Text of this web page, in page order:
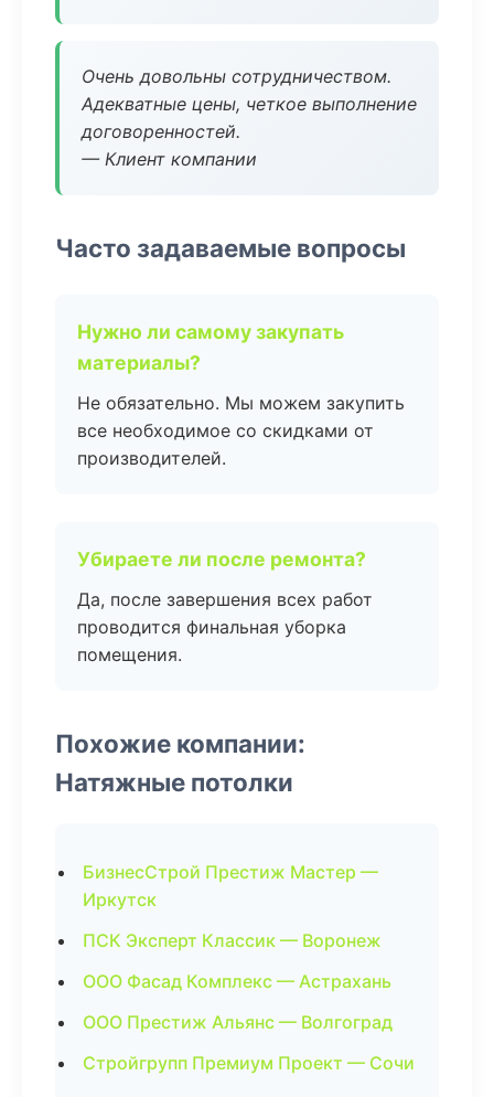
Очень довольны сотрудничеством.
Адекватные цены, четкое выполнение
договоренностей.
— Клиент компании
Часто задаваемые вопросы
Нужно ли самому закупать
материалы?
Не обязательно. Мы можем закупить
все необходимое со скидками от
производителей.
Убираете ли после ремонта?
Да, после завершения всех работ
проводится финальная уборка
помещения.
Похожие компании:
Натяжные потолки
БизнесСтрой Престиж Мастер —
Иркутск
ПСК Эксперт Классик — Воронеж
ООО Фасад Комплекс — Астрахань
ООО Престиж Альянс — Волгоград
Стройгрупп Премиум Проект — Сочи